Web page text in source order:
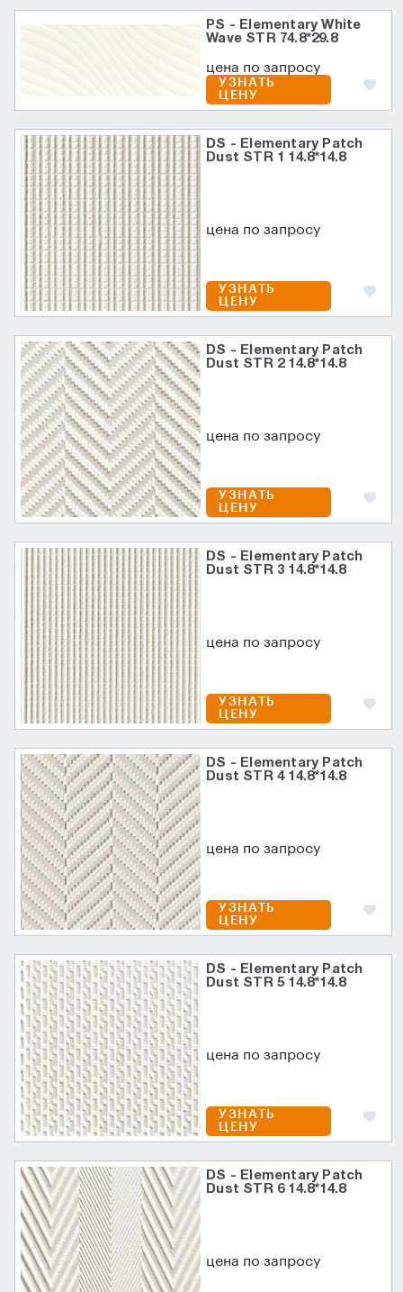
PS - Elementary White
Wave STR 74.8*29.8
цена по запросу
УЗНАТЬ
ЦЕНУ
DS - Elementary Patch
Dust STR 1 14.8*14.8
цена по запросу
УЗНАТЬ
ЦЕНУ
DS - Elementary Patch
Dust STR 2 14.8*14.8
цена по запросу
УЗНАТЬ
ЦЕНУ
DS - Elementary Patch
Dust STR 3 14.8*14.8
цена по запросу
УЗНАТЬ
ЦЕНУ
DS - Elementary Patch
Dust STR 4 14.8*14.8
цена по запросу
УЗНАТЬ
ЦЕНУ
DS - Elementary Patch
Dust STR 5 14.8*14.8
цена по запросу
УЗНАТЬ
ЦЕНУ
DS - Elementary Patch
Dust STR 6 14.8*14.8
цена по запросу